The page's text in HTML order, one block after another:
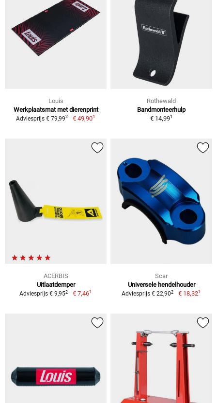
Louis
Werkplaatsmat met dierenprint
Adviesprijs € 79,992 € 49,901
Rothewald
Bandmonteerhulp
€ 14,991
ACERBIS
Uitlaatdemper
Adviesprijs € 9,952 € 7,461
Scar
Universele hendelhouder
Adviesprijs € 22,902 € 18,321